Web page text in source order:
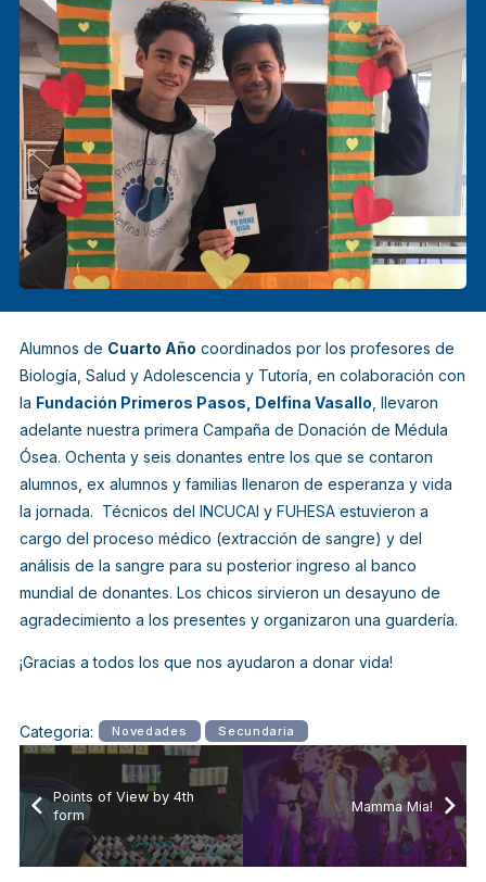
Alumnos de Cuarto Año coordinados por los profesores de
Biología, Salud y Adolescencia y Tutoría, en colaboración con
la Fundación Primeros Pasos, Delfina Vasallo , llevaron
adelante nuestra primera Campaña de Donación de Médula
Ósea. Ochenta y seis donantes entre los que se contaron
alumnos, ex alumnos y familias llenaron de esperanza y vida
la jornada. Técnicos del INCUCAI y FUHESAestuvieron a
cargo del proceso médico (extracción de sangre) y del
análisis de la sangre para su posterior ingreso al banco
mundial de donantes. Los chicos sirvieron un desayuno de
agradecimiento a los presentes y organizaron una guardería.
¡Gracias a todos los que nos ayudaron a donar vida!
Categoria: Novedades Secundaria
Points of View by 4th
form
Mamma Mia!